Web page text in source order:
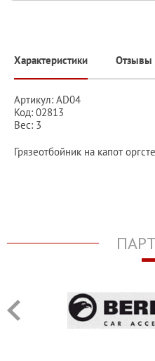
Характеристики Отзывы
Артикул: AD04
Код: 02813
Вес: 3
Грязеотбойник на капот